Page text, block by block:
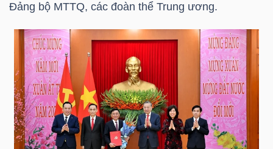
Đảng bộ MTTQ, các đoàn thể Trung ương.
CHÍNH
HÀNG
HÓA
KINH